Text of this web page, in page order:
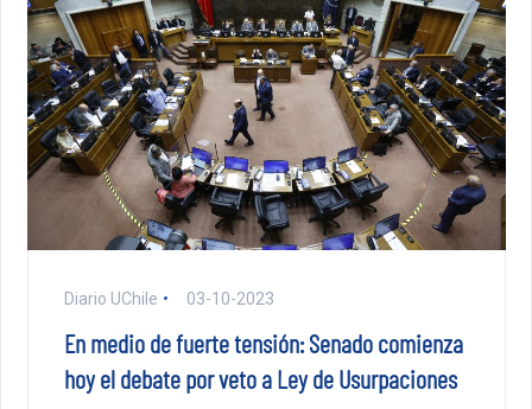
Diario UChile 03-10-2023
En medio de fuerte tensión: Senado comienza
hoy el debate por veto a Ley de Usurpaciones